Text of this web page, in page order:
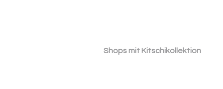
​ ​Shops mit Kitschikollektion